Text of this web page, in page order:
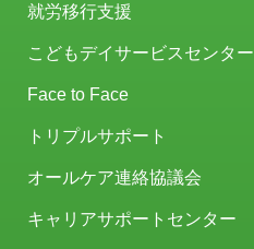
就労移行支援
こどもデイサービスセンター
Face to Face
トリプルサポート
オールケア連絡協議会
キャリアサポートセンター